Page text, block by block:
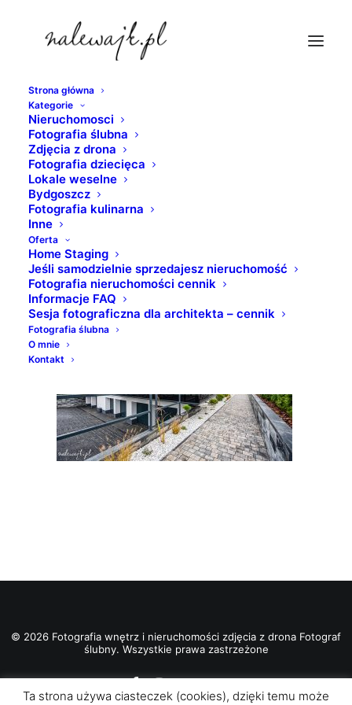
Strona główna
Kategorie
Nieruchomosci
Fotografia ślubna
Zdjęcia z drona
Fotografia dziecięca
Lokale weselne
Bydgoszcz
Fotografia kulinarna
Inne
Oferta
Home Staging
Jeśli samodzielnie sprzedajesz nieruchomość
Fotografia nieruchomości cennik
Informacje FAQ
Sesja fotograficzna dla architekta – cennik
Fotografia ślubna
O mnie
Kontakt
fotografie-domow-inowroclaw
Strona Główna
Zdjęcia bloku mieszkalnego | Fotografie z poziomu terenu
i z wysokości | Zdjęcia podczas dnia i nocą
© 2026 Fotografia wnętrz i nieruchomości zdjęcia z drona Fotograf
ślubny. Wszystkie prawa zastrzeżone
Ta strona używa ciasteczek (cookies), dzięki temu może